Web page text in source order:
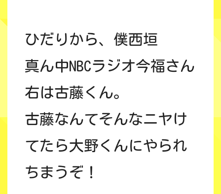
ひだりから、僕西垣
真ん中NBCラジオ今福さん
右は古藤くん。
古藤なんてそんなニヤけ
てたら大野くんにやられ
ちまうぞ！